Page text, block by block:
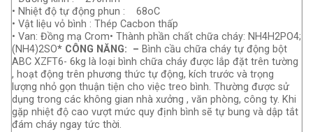
• Nhiệt độ tự động phun : 68oC
• Vật liệu vỏ bình : Thép Cacbon thấp
• Van: Đồng mạ Crom• Thành phần chất chữa cháy: NH4H2PO4;
(NH4)2SO* CÔNG NĂNG: – Bình cầu chữa cháy tự động bột
ABC XZFT6- 6kg là loại bình chữa cháy được lắp đặt trên tường
, hoạt động trên phương thức tự động, kích trước và trọng
lượng nhỏ gọn thuận tiện cho việc treo bình. Thường được sử
dụng trong các không gian nhà xưởng , văn phòng, công ty. Khi
gặp nhiệt độ cao vượt mức quy định bình sẽ tự bung và dập tắt
đám cháy ngay tức thời.